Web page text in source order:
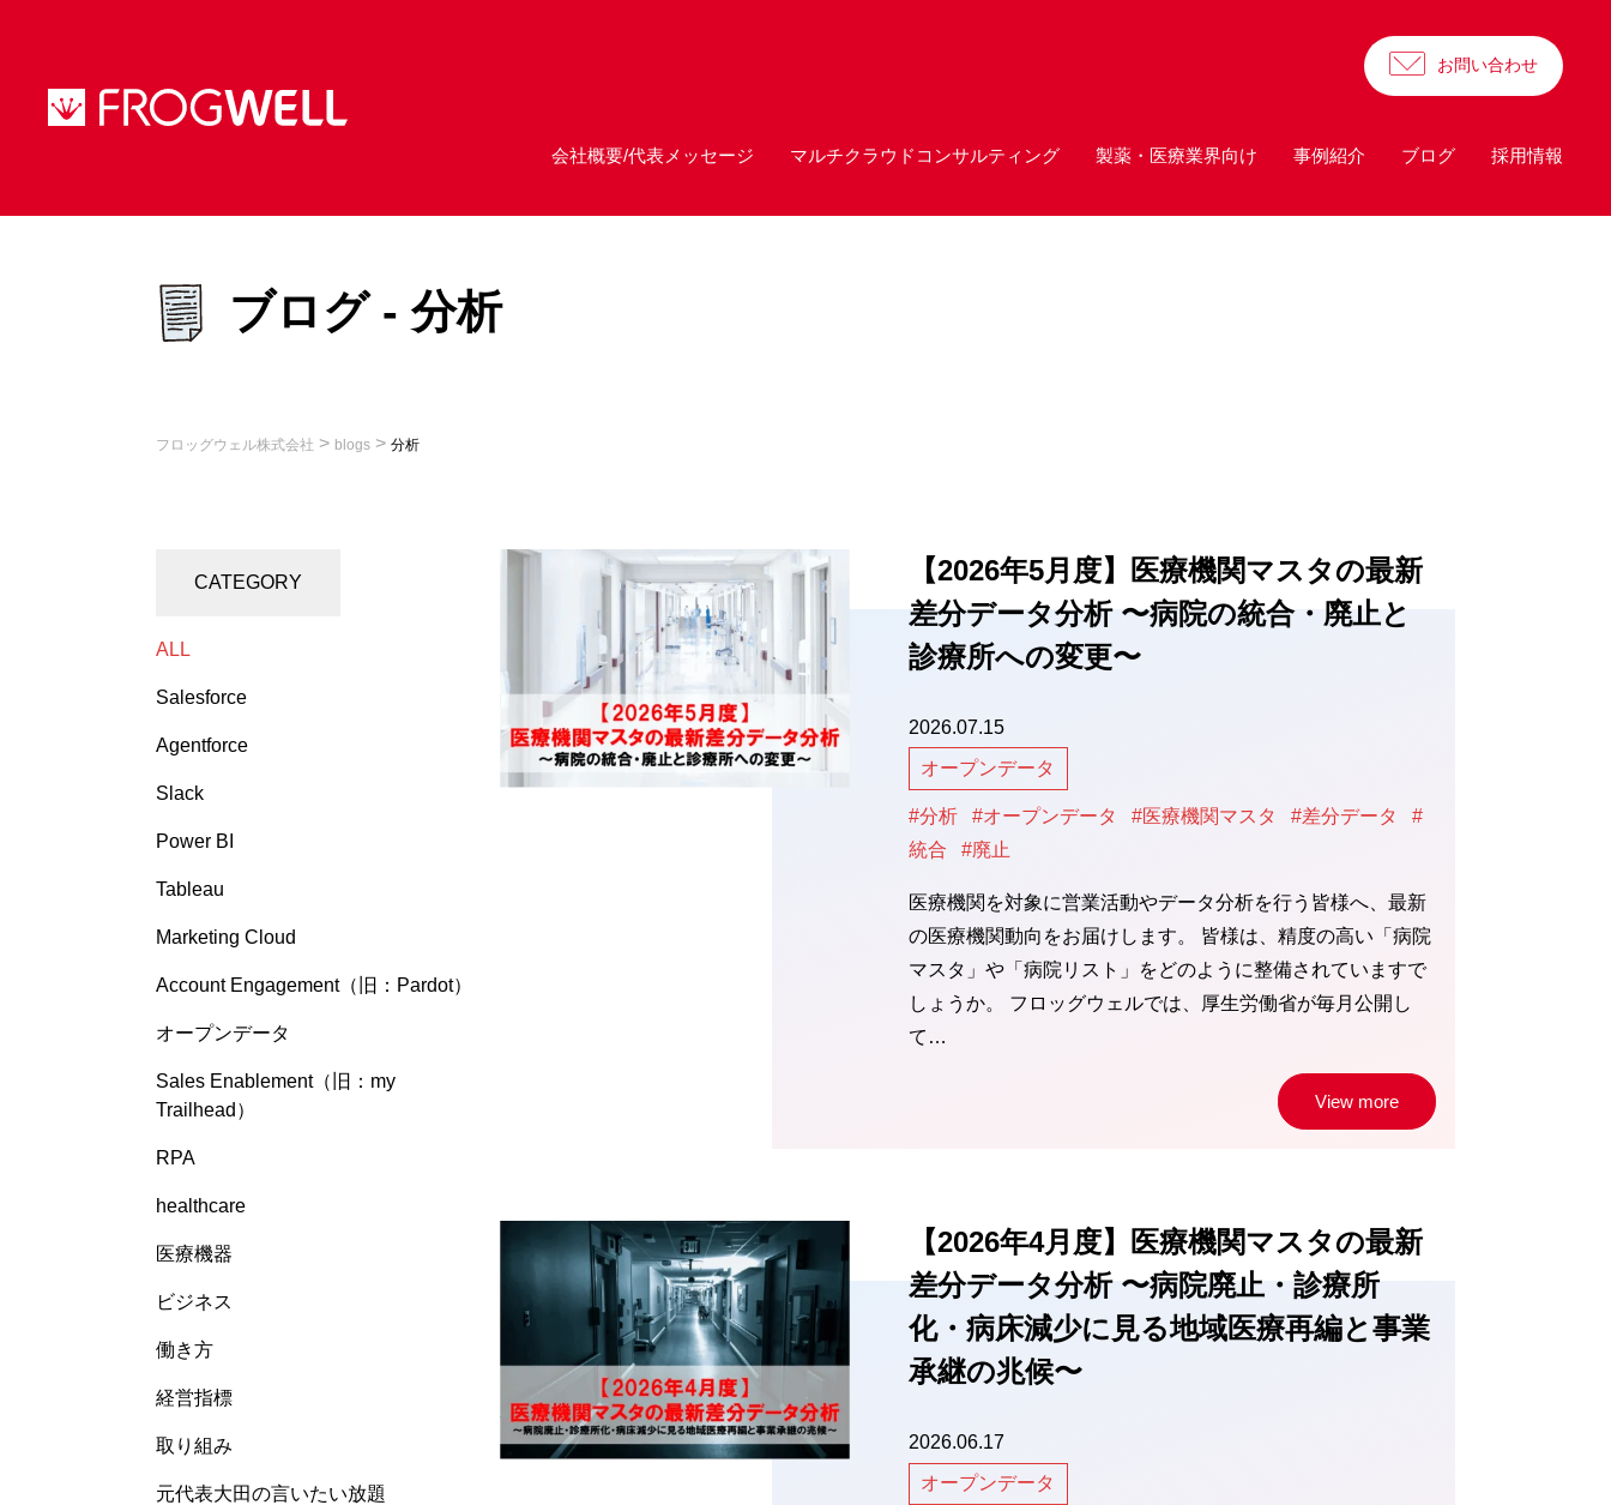
お問い合わせ
会社概要/代表メッセージ マルチクラウドコンサルティング 製薬・医療業界向け 事例紹介 ブログ 採用情報
ブログ - 分析
フロッグウェル株式会社 > blogs > 分析
CATEGORY
ALL
Salesforce
Agentforce
Slack
Power BI
Tableau
Marketing Cloud
Account Engagement（旧：Pardot）
オープンデータ
Sales Enablement（旧：my
Trailhead）
RPA
healthcare
医療機器
ビジネス
働き方
経営指標
取り組み
元代表大田の言いたい放題
【2026年5月度】医療機関マスタの最新
差分データ分析 〜病院の統合・廃止と
診療所への変更〜
2026.07.15
オープンデータ
#分析 #オープンデータ #医療機関マスタ #差分データ
#
統合
#廃止
医療機関を対象に営業活動やデータ分析を行う皆様へ、最新
の医療機関動向をお届けします。 皆様は、精度の高い「病院
マスタ」や「病院リスト」をどのように整備されていますで
しょうか。 フロッグウェルでは、厚生労働省が毎月公開し
て…
View more
【2026年4月度】医療機関マスタの最新
差分データ分析 〜病院廃止・診療所
化・病床減少に見る地域医療再編と事業
承継の兆候〜
2026.06.17
オープンデータ